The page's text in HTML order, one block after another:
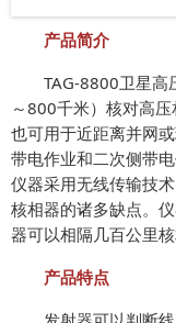
产品简介
TAG-8800卫星高
～800千米）核对高压
也可用于近距离并网
带电作业和二次侧带
仪器采用无线传输技
核相器的诸多缺点。
器可以相隔几百公里核
产品特点